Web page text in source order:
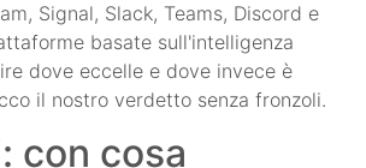
Signal, Slack, Teams, Discord e
basate sull'intelligenza
dove eccelle e dove invece è
il nostro verdetto senza fronzoli.
con cosa